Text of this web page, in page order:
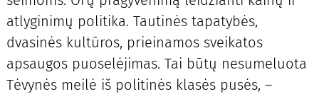
atlyginimų politika. Tautinės tapatybės,
dvasinės kultūros, prieinamos sveikatos
apsaugos puoselėjimas. Tai būtų nesumeluota
Tėvynės meilė iš politinės klasės pusės, –